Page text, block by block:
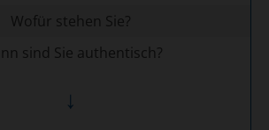
Wofür stehen Sie?
sind Sie authentisch?
↓